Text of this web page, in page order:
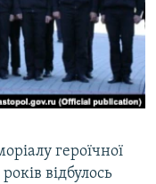
героїчної
відбулось